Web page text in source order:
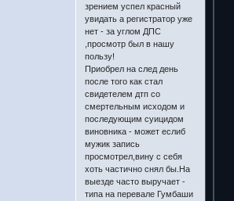
зрением успел красный
увидать а регистратор уже
нет - за углом ДПС
,просмотр был в нашу
пользу!
Приобрел на след день
после того как стал
свидетелем дтп со
смертельным исходом и
последующим суицидом
виновника - может еслиб
мужик запись
просмотрел,вину с себя
хоть частично снял бы.На
выезде часто выручает -
типа на перевале Гумбаши